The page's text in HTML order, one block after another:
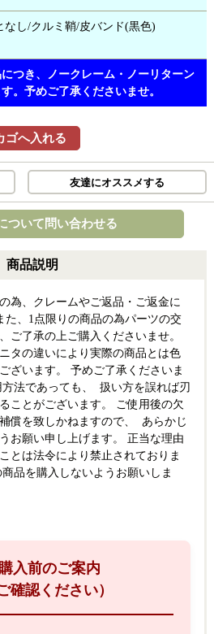
なし/クルミ鞘/皮バンド(黒色)
つき、ノークレーム・ノーリターン
。予めご了承くださいませ。
ゴへ入れる
友達にオススメする
ついて問い合わせる
商品説明
為、クレームやご返品・ご返金に
、1点限りの商品の為パーツの交
ご了承の上ご購入くださいませ。
タの違いにより実際の商品とは色
ざいます。 予めご了承くださいま
法であっても、 扱い方を誤れば刃
ことがございます。 ご使用後の欠
償を致しかねますので、 あらかじ
お願い申し上げます。 正当な理由
とは法令により禁止されておりま
品を購入しないようお願いしま
入前のご案内
確認ください）